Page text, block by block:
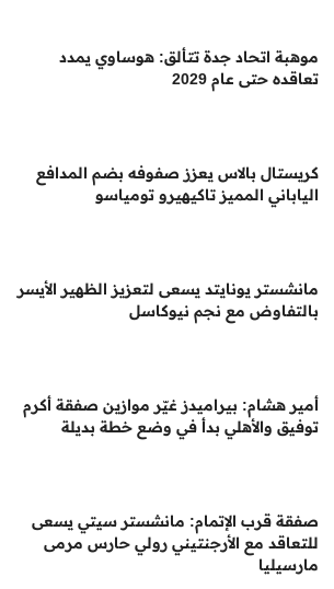
موهبة اتحاد جدة تتألق: هوساوي يمدد
تعاقده حتى عام 2029
كريستال بالاس يعزز صفوفه بضم المدافع
الياباني المميز تاكيهيرو تومياسو
مانشستر يونايتد يسعى لتعزيز الظهير الأيسر
بالتفاوض مع نجم نيوكاسل
أمير هشام: بيراميدز غيّر موازين صفقة أكرم
توفيق والأهلي بدأ في وضع خطة بديلة
صفقة قرب الإتمام: مانشستر سيتي يسعى
للتعاقد مع الأرجنتيني رولي حارس مرمى
مارسيليا